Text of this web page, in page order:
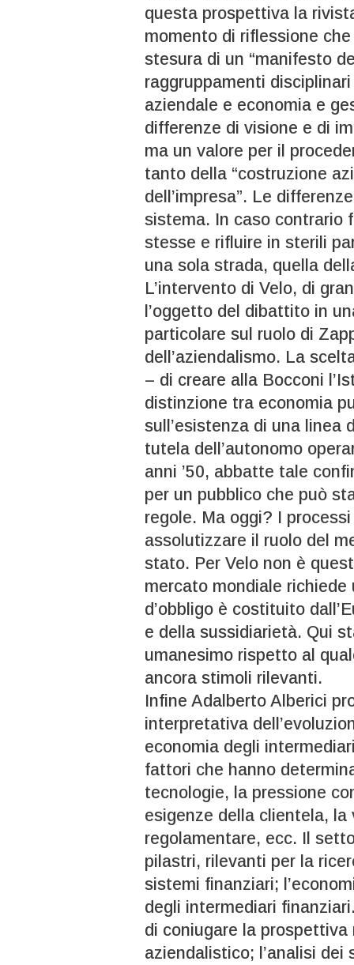
questa prospettiva la
momento di riflessione
stesura di un “manifesto
raggruppamenti
aziendale e economia e
differenze di visione e di
ma un valore per il
tanto della “costruzione
dell’impresa”. Le
sistema. In caso contrario
stesse e rifluire in sterili
una sola strada, quella
L’intervento di Velo, di
l’oggetto del dibattito in
particolare sul ruolo di
dell’aziendalismo. La
– di creare alla Bocconi
distinzione tra economia
sull’esistenza di una linea
tutela dell’autonomo
anni ’50, abbatte tale
per un pubblico che può
regole. Ma oggi? I
assolutizzare il ruolo del
stato. Per Velo non è
mercato mondiale
d’obbligo è costituito
e della sussidiarietà. Qui
umanesimo rispetto al
ancora stimoli rilevanti.
Infine Adalberto Alberici
interpretativa
economia degli
fattori che hanno
tecnologie, la pressione
esigenze della clientela,
regolamentare, ecc. Il
pilastri, rilevanti per la
sistemi finanziari;
degli intermediari
di coniugare la prospettiva
aziendalistico; l’analisi dei